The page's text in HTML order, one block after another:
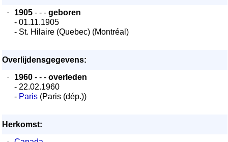
·
1905 - - - geboren
- 01.11.1905
- St. Hilaire (Quebec) (Montréal)
Overlijdensgegevens:
·
1960 - - - overleden
- 22.02.1960
- Paris (Paris (dép.))
Herkomst: